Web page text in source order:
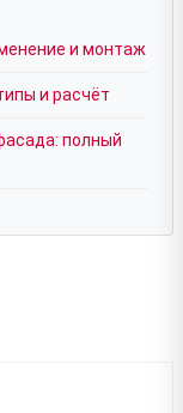
и монтаж
и расчёт
полный